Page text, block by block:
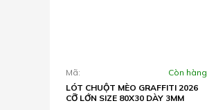
Mã:
Còn hàng
LÓT CHUỘT MÈO GRAFFITI 2026
CỠ LỚN SIZE 80X30 DÀY 3MM